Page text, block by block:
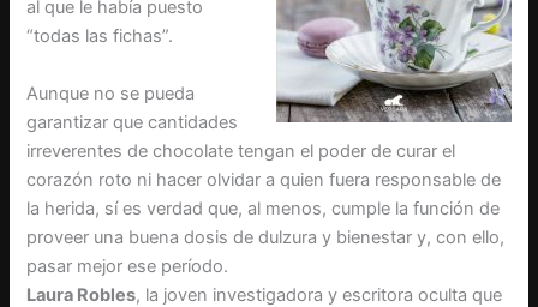
al que le había puesto
“todas las fichas”.
Aunque no se pueda
garantizar que cantidades
irreverentes de chocolate tengan el poder de curar el
corazón roto ni hacer olvidar a quien fuera responsable de
la herida, sí es verdad que, al menos, cumple la función de
proveer una buena dosis de dulzura y bienestar y, con ello,
pasar mejor ese período.
Laura Robles, la joven investigadora y escritora oculta que